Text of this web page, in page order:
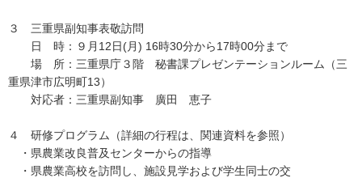
３ 三重県副知事表敬訪問
日 時：９月12日(月) 16時30分から17時00分まで
場 所：三重県庁３階 秘書課プレゼンテーションルーム（三
重県津市広明町13）
対応者：三重県副知事 廣田 恵子
４ 研修プログラム（詳細の行程は、関連資料を参照）
・県農業改良普及センターからの指導
・県農業高校を訪問し、施設見学および学生同士の交